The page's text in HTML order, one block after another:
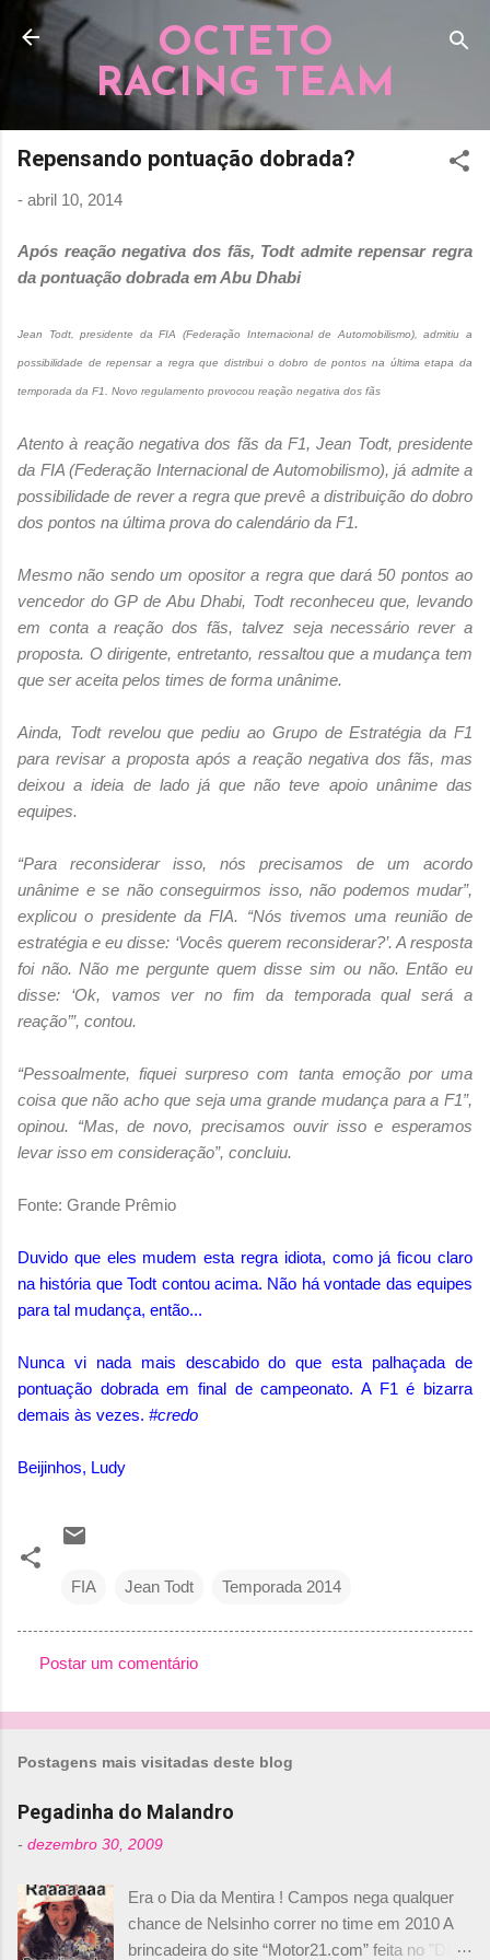
Pular para o conteúdo principal
OCTETO
RACING TEAM
Repensando pontuação dobrada?
- abril 10, 2014
Após reação negativa dos fãs, Todt admite repensar regra
da pontuação dobrada em Abu Dhabi
Jean Todt, presidente da FIA (Federação Internacional de Automobilismo), admitiu a
possibilidade de repensar a regra que distribui o dobro de pontos na última etapa da
temporada da F1. Novo regulamento provocou reação negativa dos fãs
Atento à reação negativa dos fãs da F1, Jean Todt, presidente
da FIA (Federação Internacional de Automobilismo), já admite a
possibilidade de rever a regra que prevê a distribuição do dobro
dos pontos na última prova do calendário da F1.
Mesmo não sendo um opositor a regra que dará 50 pontos ao
vencedor do GP de Abu Dhabi, Todt reconheceu que, levando
em conta a reação dos fãs, talvez seja necessário rever a
proposta. O dirigente, entretanto, ressaltou que a mudança tem
que ser aceita pelos times de forma unânime.
Ainda, Todt revelou que pediu ao Grupo de Estratégia da F1
para revisar a proposta após a reação negativa dos fãs, mas
deixou a ideia de lado já que não teve apoio unânime das
equipes.
“Para reconsiderar isso, nós precisamos de um acordo
unânime e se não conseguirmos isso, não podemos mudar”,
explicou o presidente da FIA. “Nós tivemos uma reunião de
estratégia e eu disse: ‘Vocês querem reconsiderar?’. A resposta
foi não. Não me pergunte quem disse sim ou não. Então eu
disse: ‘Ok, vamos ver no fim da temporada qual será a
reação’”, contou.
“Pessoalmente, fiquei surpreso com tanta emoção por uma
coisa que não acho que seja uma grande mudança para a F1”,
opinou. “Mas, de novo, precisamos ouvir isso e esperamos
levar isso em consideração”, concluiu.
Fonte: Grande Prêmio
Duvido que eles mudem esta regra idiota, como já ficou claro
na história que Todt contou acima. Não há vontade das equipes
para tal mudança, então...
Nunca vi nada mais descabido do que esta palhaçada de
pontuação dobrada em final de campeonato. A F1 é bizarra
demais às vezes. #credo
Beijinhos, Ludy
FIA Jean Todt Temporada 2014
o
n
t
r
i
Postar um comentário
Postagens mais visitadas deste blog
Pegadinha do Malandro
- dezembro 30, 2009
Era o Dia da Mentira ! Campos nega qualquer
chance de Nelsinho correr no time em 2010 A
brincadeira do site “Motor21.com” feita no "Día